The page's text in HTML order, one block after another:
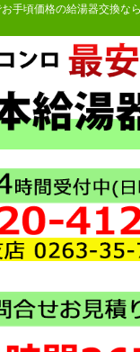
手頃価格の給湯器交換な